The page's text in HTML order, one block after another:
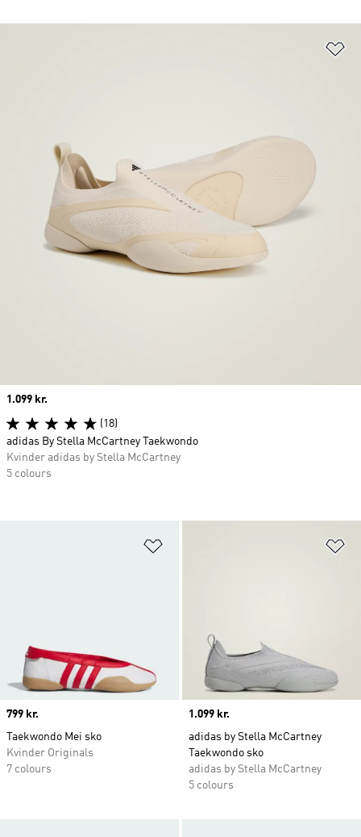
Price
799 kr.
Taekwondo Mei sko
Kvinder Originals
7 colours
Price
1.099 kr.
adidas by Stella McCartney
Taekwondo sko
adidas by Stella McCartney
5 colours
Price
1.099 kr.
(18)
adidas By Stella McCartney Taekwondo
Kvinder adidas by Stella McCartney
5 colours